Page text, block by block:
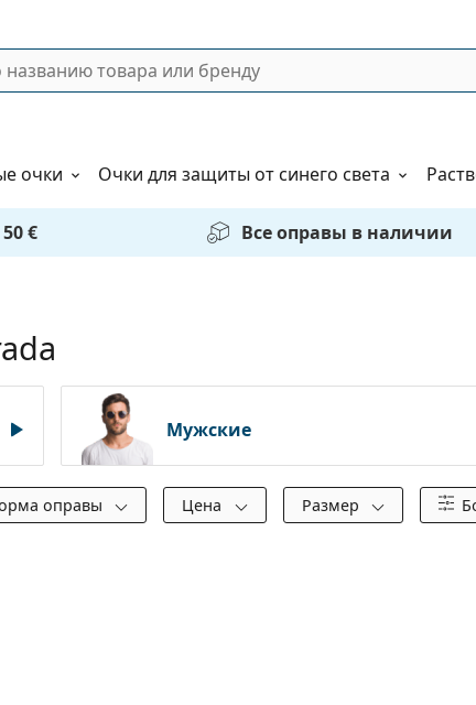
очки Очки для защиты от синего света
€ Все оправы в наличии
Мужские
оправы Цена Размер